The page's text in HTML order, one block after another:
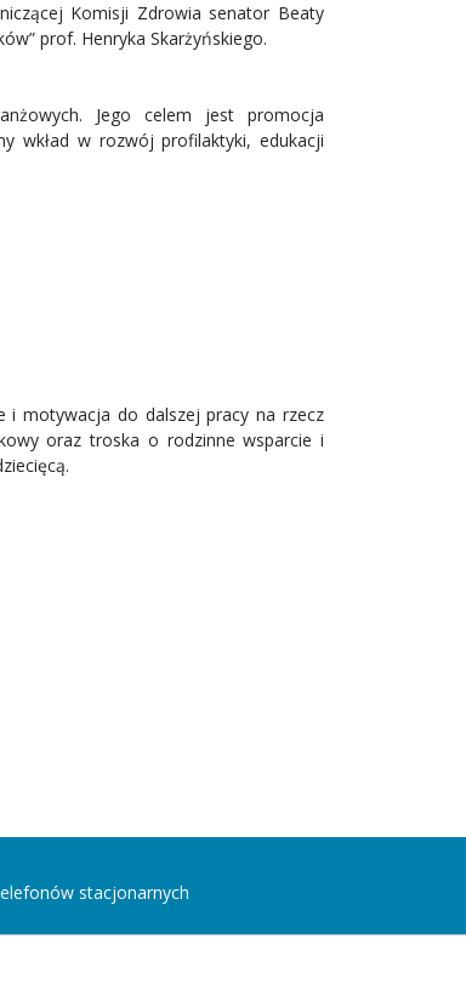
Komisji Zdrowia senator Beaty
prof. Henryka Skarżyńskiego.
Jego celem jest promocja
wkład w rozwój profilaktyki, edukacji
i motywacja do dalszej pracy na rzecz
oraz troska o rodzinne wsparcie i
stacjonarnych
komórkowych